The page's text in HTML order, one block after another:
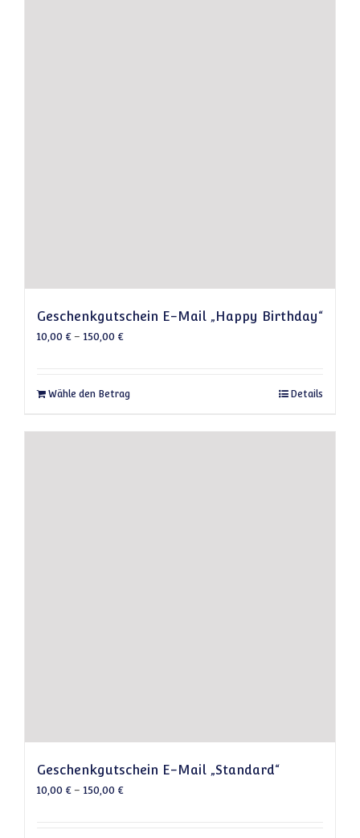
Geschenkgutschein E-Mail „Happy Birthday“
10,00 €– 150,00 €
Wähle den Betrag Dieses Produkt weist mehrere Varianten
Details
Geschenkgutschein E-Mail „Standard“
10,00 €– 150,00 €